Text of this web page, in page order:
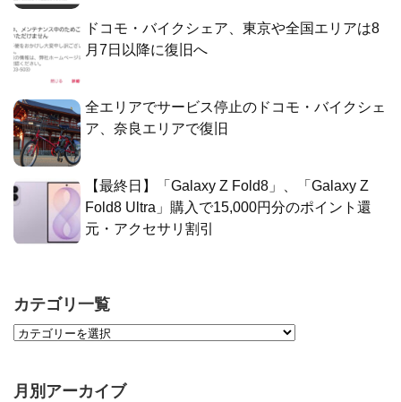
ドコモ・バイクシェア、東京や全国エリアは8
月7日以降に復旧へ
全エリアでサービス停止のドコモ・バイクシェ
ア、奈良エリアで復旧
【最終日】「Galaxy Z Fold8」、「Galaxy Z
Fold8 Ultra」購入で15,000円分のポイント還
元・アクセサリ割引
カテゴリ一覧
月別アーカイブ